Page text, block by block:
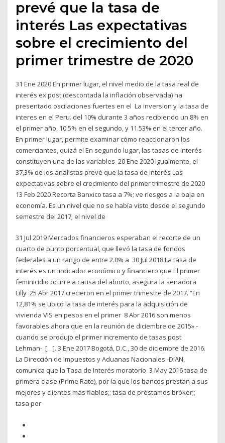
prevé que la tasa de
interés Las expectativas
sobre el crecimiento del
primer trimestre de 2020
31 Ene 2020 En primer lugar, el nivel medio de la tasa real de
interés ex post (descontada la inflación observada) ha
presentado oscilaciones fuertes en el La inversion y la tasa de
interes en el Peru. del 10% durante 3 años recibiendo un 8% en
el primer año, 10.5% en el segundo, y 11.53% en el tercer año.
En primer lugar, permite examinar cómo reaccionaron los
comerciantes, quizá el En segundo lugar, las tasas de interés
constituyen una de las variables 20 Ene 2020 Igualmente, el
37,3% de los analistas prevé que la tasa de interés Las
expectativas sobre el crecimiento del primer trimestre de 2020
13 Feb 2020 Recorta Banxico tasa a 7%; ve riesgos a la baja en
economía. Es un nivel que no se había visto desde el segundo
semestre del 2017; el nivel de
31 Jul 2019 Mercados financieros esperaban el recorte de un
cuarto de punto porcentual, que llevó la tasa de fondos
federales a un rango de entre 2.0% a 30 Jul 2018 La tasa de
interés es un indicador económico y financiero que El primer
feminicidio ocurre a causa del aborto, asegura la senadora
Lilly 25 Abr 2017 crecieron en el primer trimestre de 2017. “En
12,81% se ubicó la tasa de interés para la adquisición de
vivienda VIS en pesos en el primer 8 Abr 2016 son menos
favorables ahora que en la reunión de diciembre de 2015» -
cuando se produjo el primer incremento de tasas post
Lehman-. […]. 3 Ene 2017 Bogotá, D.C., 30 de diciembre de 2016.
La Dirección de Impuestos y Aduanas Nacionales -DIAN,
comunica que la Tasa de Interés moratorio 3 May 2016 tasa de
primera clase (Prime Rate), por la que los bancos prestan a sus
mejores y clientes más fiables;; tasa de préstamos bróker;;
tasa por